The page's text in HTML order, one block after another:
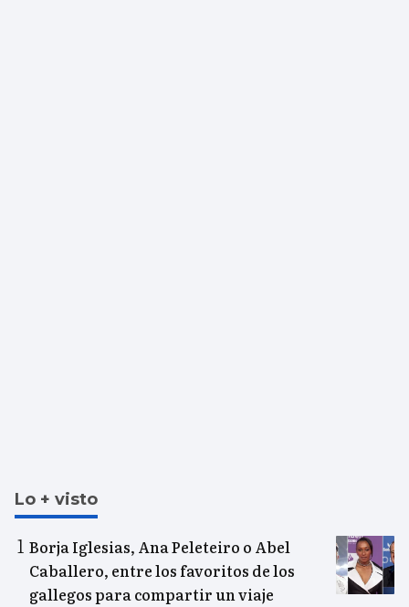
Lo + visto
Borja Iglesias, Ana Peleteiro o Abel
Caballero, entre los favoritos de los
gallegos para compartir un viaje